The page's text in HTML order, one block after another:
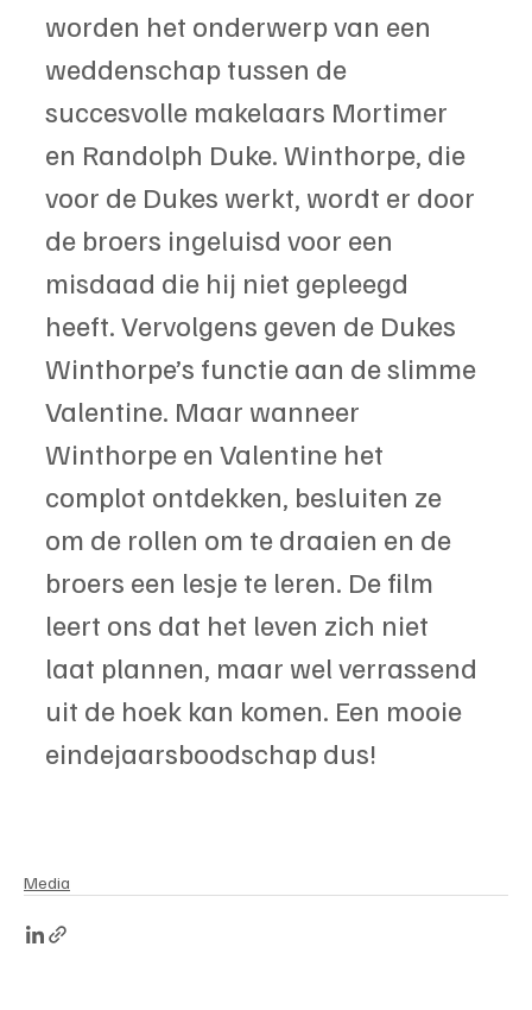
worden het onderwerp van een
weddenschap tussen de
succesvolle makelaars Mortimer
en Randolph Duke. Winthorpe, die
voor de Dukes werkt, wordt er door
de broers ingeluisd voor een
misdaad die hij niet gepleegd
heeft. Vervolgens geven de Dukes
Winthorpe’s functie aan de slimme
Valentine. Maar wanneer
Winthorpe en Valentine het
complot ontdekken, besluiten ze
om de rollen om te draaien en de
broers een lesje te leren. De film
leert ons dat het leven zich niet
laat plannen, maar wel verrassend
uit de hoek kan komen. Een mooie
eindejaarsboodschap dus!
Media